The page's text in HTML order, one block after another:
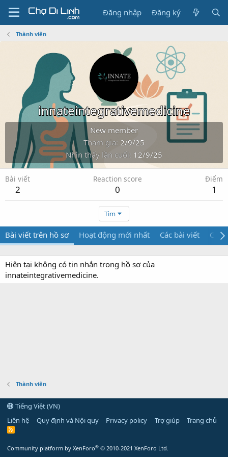
Đăng nhập Đăng ký
Thành viên
innateintegrativemedicine
New member
Tham gia 2/9/25
Nhìn thấy lần cuối 12/9/25
Bài viết
2
Reaction score
0
Điểm
1
Tìm
Bài viết trên hồ sơ Hoạt động mới nhất Các bài viết Giới
Hiện tại không có tin nhắn trong hồ sơ của
innateintegrativemedicine.
Thành viên
Tiếng Việt (VN)
Liên hệ
Quy định và Nội quy Privacy policy Trợ giúp Trang chủ
R
Community platform by XenForo® © 2010-2021 XenForo Ltd.